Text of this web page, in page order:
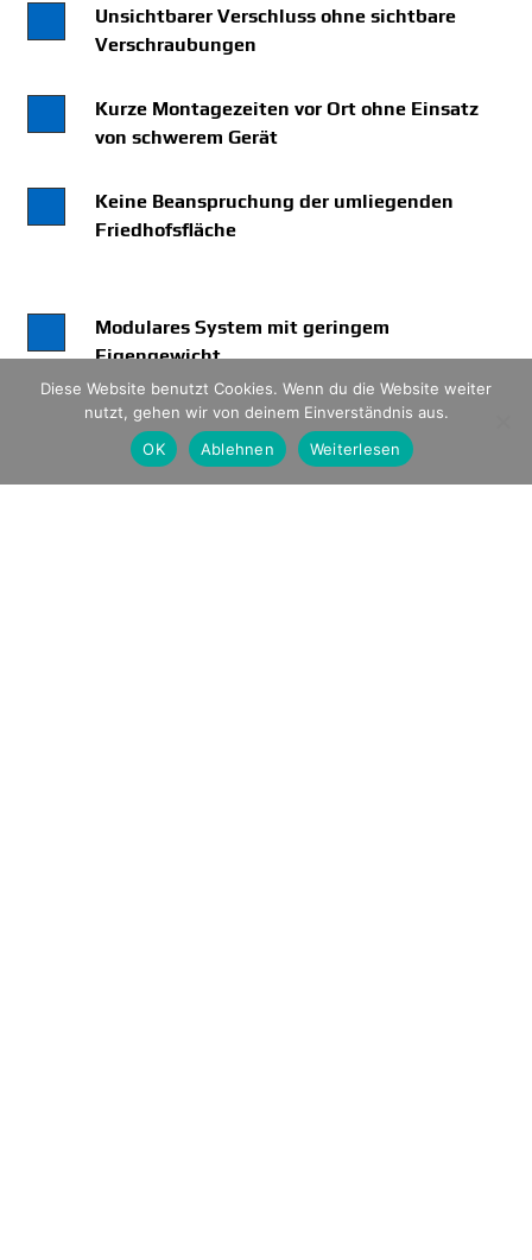
Unsichtbarer Verschluss ohne sichtbare
Verschraubungen
Kurze Montagezeiten vor Ort ohne Einsatz
von schwerem Gerät
Keine Beanspruchung der umliegenden
Friedhofsfläche
Modulares System mit geringem
Eigengewicht
Schlanke und aufgelockerte Optik
Pflegeleichte Oberfläche ohne
Diese Website benutzt Cookies. Wenn du die Website weiter
nutzt, gehen wir von deinem Einverständnis aus.
OK
Ablehnen Weiterlesen